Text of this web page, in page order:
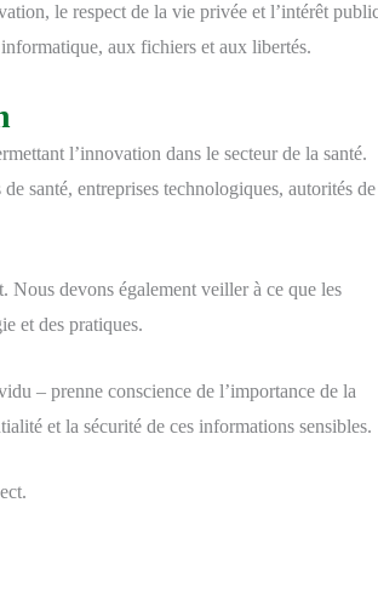
le respect de la vie privée et l’intérêt
aux fichiers et aux libertés.
l’innovation dans le secteur de la santé.
santé, entreprises technologiques, autorités de
Nous devons également veiller à ce que les
et des pratiques.
– prenne conscience de l’importance de la
et la sécurité de ces informations sensibles.